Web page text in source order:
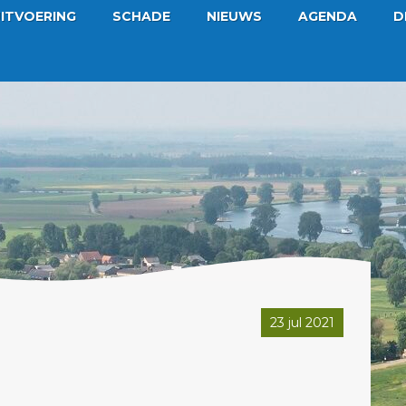
SCHADE NIEUWS AGENDA
23 jul 2021